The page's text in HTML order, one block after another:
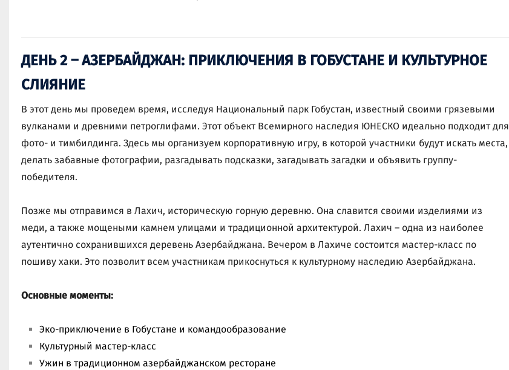
ДЕНЬ 2 – АЗЕРБАЙДЖАН: ПРИКЛЮЧЕНИЯ В ГОБУСТАНЕ И КУЛЬТУРНОЕ
СЛИЯНИЕ
В этот день мы проведем время, исследуя Национальный парк Гобустан, известный своими грязевыми
вулканами и древними петроглифами. Этот объект Всемирного наследия ЮНЕСКО идеально подходит для
фото- и тимбилдинга. Здесь мы организуем корпоративную игру, в которой участники будут искать места,
делать забавные фотографии, разгадывать подсказки, загадывать загадки и объявить группу-
победителя.
Позже мы отправимся в Лахич, историческую горную деревню. Она славится своими изделиями из
меди, а также мощеными камнем улицами и традиционной архитектурой. Лахич – одна из наиболее
аутентично сохранившихся деревень Азербайджана. Вечером в Лахиче состоится мастер-класс по
пошиву хаки. Это позволит всем участникам прикоснуться к культурному наследию Азербайджана.
Основные моменты:
Эко-приключение в Гобустане и командообразование
Культурный мастер-класс
Ужин в традиционном азербайджанском ресторане